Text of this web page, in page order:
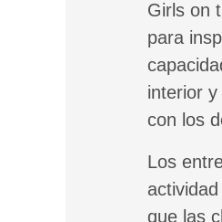
Girls on
para
interior
con los
Los
que las